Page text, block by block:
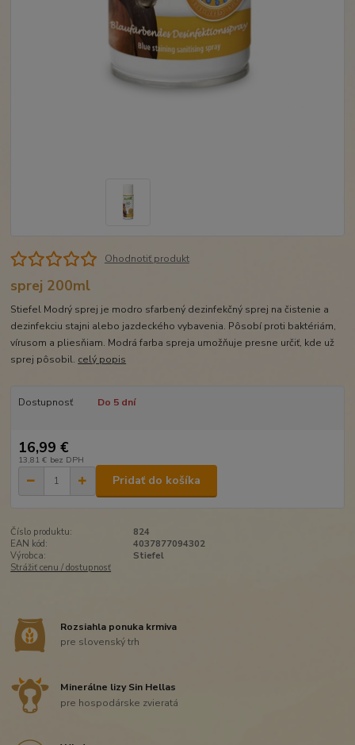
Ohodnotiť produkt
sprej 200ml
Stiefel Modrý sprej je modro sfarbený dezinfekčný sprej na čistenie a
dezinfekciu stajni alebo jazdeckého vybavenia. Pôsobí proti baktériám,
vírusom a pliesňiam. Modrá farba spreja umožňuje presne určiť, kde už
sprej pôsobil. celý popis
Dostupnosť Do 5 dní
16,99 €
13,81 € bez DPH
Pridať do košíka
Číslo produktu:
824
EAN kód:
4037877094302
Výrobca:
Stiefel
Strážiť cenu / dostupnosť
Rozsiahla ponuka krmiva
pre slovenský trh
Minerálne lizy Sin Hellas
pre hospodárske zvieratá